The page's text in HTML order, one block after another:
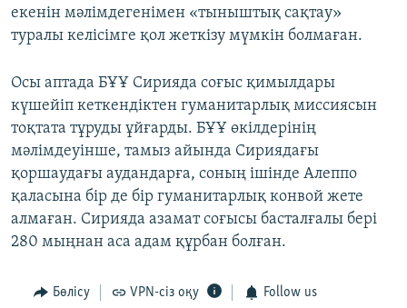
екенін мәлімдегенімен «тыныштық сақтау»
туралы келісімге қол жеткізу мүмкін болмаған.
Осы аптада БҰҰ Сирияда соғыс қимылдары
күшейіп кеткендіктен гуманитарлық миссиясын
тоқтата тұруды ұйғарды. БҰҰ өкілдерінің
мәлімдеуінше, тамыз айында Сириядағы
қоршаудағы аудандарға, соның ішінде Алеппо
қаласына бір де бір гуманитарлық конвой жете
алмаған. Сирияда азамат соғысы басталғалы бері
280 мыңнан аса адам құрбан болған.
Бөлісу VPN-сіз оқу Follow us